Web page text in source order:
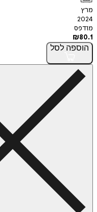
מרץ
2024
מודפס
₪80.1
הוספה לסל